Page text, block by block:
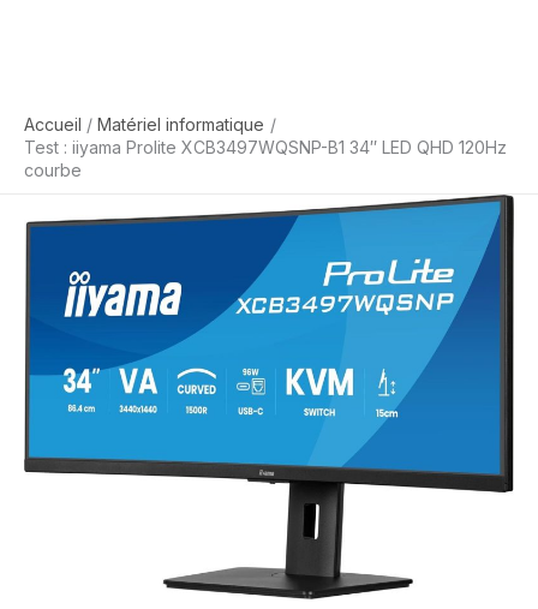
Accueil
Matériel informatique
Test : iiyama Prolite XCB3497WQSNP-B1 34″ LED QHD 120Hz
courbe